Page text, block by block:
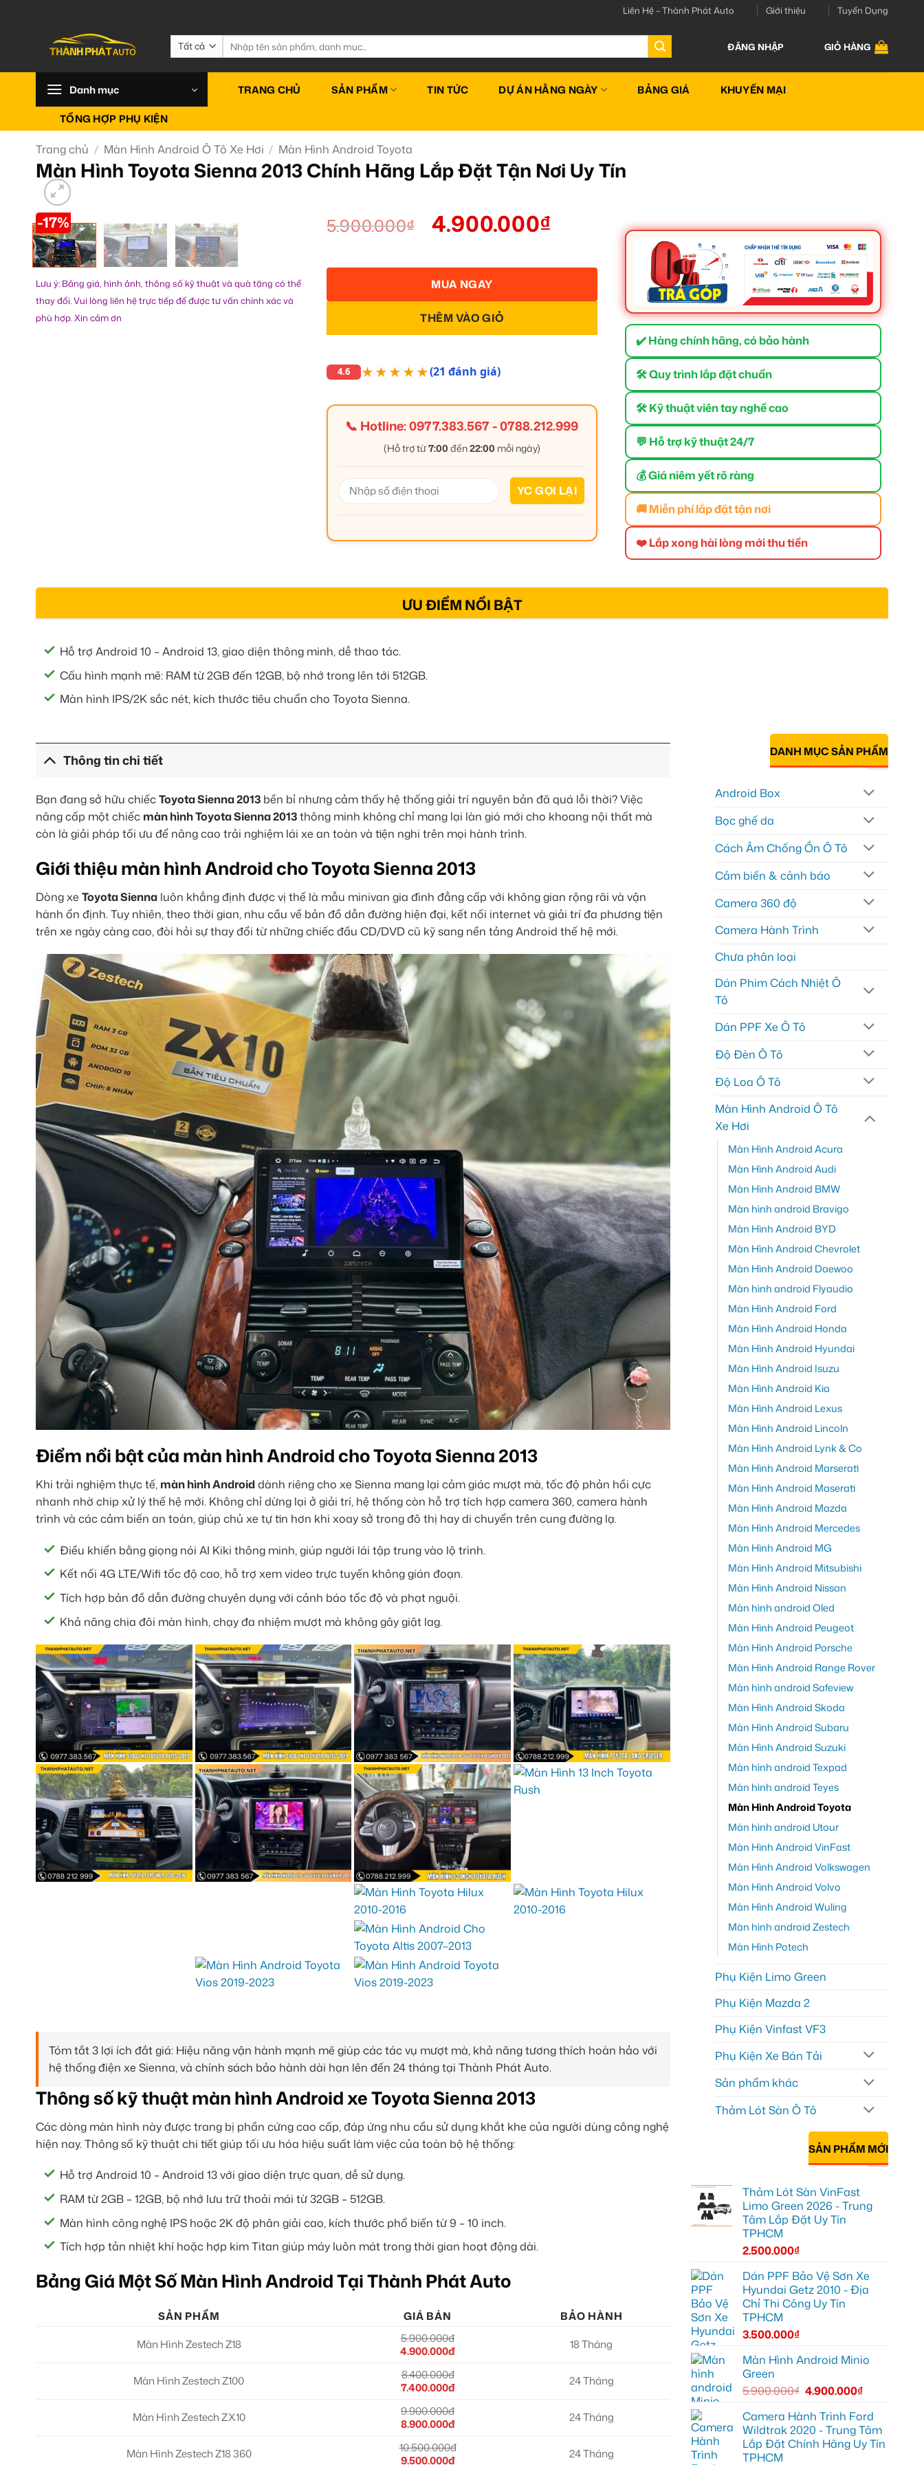
Liên Hệ – Thành Phát Auto Giới thiệu Tuyển Dụng
Tìm
kiếm:
ĐĂNG NHẬP GIỎ HÀNG
Danh mục TRANG CHỦ SẢN PHẨM TIN TỨC DỰ ÁN HẰNG NGÀY BẢNG GIÁ KHUYẾN MẠI
TỔNG HỢP PHỤ KIỆN
Trang chủ / Màn Hình Android Ô Tô Xe Hơi / Màn Hình Android Toyota
Màn Hình Toyota Sienna 2013 Chính Hãng Lắp Đặt Tận Nơi Uy Tín
-17%
Lưu ý: Bảng giá, hình ảnh, thông số kỹ thuật và quà tặng có thể
thay đổi. Vui lòng liên hệ trực tiếp để được tư vấn chính xác và
phù hợp. Xin cảm ơn
5.900.000₫ 4.900.000₫
THÊM VÀO GIỎ
MUA NGAY
4.6 ★★★★★(21 đánh giá)
📞 Hotline:0977.383.567-0788.212.999
(Hỗ trợ từ7:00 đến22:00 mỗi ngày)
✔️ Hàng chính hãng, có bảo hành
🛠 Quy trình lắp đặt chuẩn
🛠 Kỹ thuật viên tay nghề cao
💬 Hỗ trợ kỹ thuật 24/7
💰 Giá niêm yết rõ ràng
🚚 Miễn phí lắp đặt tận nơi
❤️ Lắp xong hài lòng mới thu tiền
ƯU ĐIỂM NỔI BẬT
Hỗ trợ Android 10 – Android 13, giao diện thông minh, dễ thao tác.
Cấu hình mạnh mẽ: RAM từ 2GB đến 12GB, bộ nhớ trong lên tới 512GB.
Màn hình IPS/2K sắc nét, kích thước tiêu chuẩn cho Toyota Sienna.
Thông tin chi tiết
Bạn đang sở hữu chiếcToyota Sienna 2013 bền bỉ nhưng cảm thấy hệ thống giải trí nguyên bản đã quá lỗi thời? Việc
nâng cấp một chiếc màn hình Toyota Sienna 2013thông minh không chỉ mang lại làn gió mới cho khoang nội thất mà
còn là giải pháp tối ưu để nâng cao trải nghiệm lái xe an toàn và tiện nghi trên mọi hành trình.
Giới thiệu màn hình Android cho Toyota Sienna 2013
Dòng xe Toyota Sienna luôn khẳng định được vị thế là mẫu minivan gia đình đẳng cấp với không gian rộng rãi và vận
hành ổn định. Tuy nhiên, theo thời gian, nhu cầu về bản đồ dẫn đường hiện đại, kết nối internet và giải trí đa phương tiện
trên xe ngày càng cao, đòi hỏi sự thay đổi từ những chiếc đầu CD/DVD cũ kỹ sang nền tảng Android thế hệ mới.
Điểm nổi bật của màn hình Android cho Toyota Sienna 2013
Khi trải nghiệm thực tế, màn hình Androiddành riêng cho xe Sienna mang lại cảm giác mượt mà, tốc độ phản hồi cực
nhanh nhờ chip xử lý thế hệ mới. Không chỉ dừng lại ở giải trí, hệ thống còn hỗ trợ tích hợp camera 360, camera hành
trình và các cảm biến an toàn, giúp chủ xe tự tin hơn khi xoay sở trong đô thị hay di chuyển trên cung đường lạ.
Điều khiển bằng giọng nói AI Kiki thông minh, giúp người lái tập trung vào lộ trình.
Kết nối 4G LTE/Wifi tốc độ cao, hỗ trợ xem video trực tuyến không gián đoạn.
Tích hợp bản đồ dẫn đường chuyên dụng với cảnh báo tốc độ và phạt nguội.
Khả năng chia đôi màn hình, chạy đa nhiệm mượt mà không gây giật lag.
Tóm tắt 3 lợi ích đắt giá: Hiệu năng vận hành mạnh mẽ giúp các tác vụ mượt mà, khả năng tương thích hoàn hảo với
hệ thống điện xe Sienna, và chính sách bảo hành dài hạn lên đến 24 tháng tại Thành Phát Auto.
Thông số kỹ thuật màn hình Android xe Toyota Sienna 2013
Các dòng màn hình này được trang bị phần cứng cao cấp, đáp ứng nhu cầu sử dụng khắt khe của người dùng công nghệ
hiện nay. Thông số kỹ thuật chi tiết giúp tối ưu hóa hiệu suất làm việc của toàn bộ hệ thống:
Hỗ trợ Android 10 – Android 13 với giao diện trực quan, dễ sử dụng.
RAM từ 2GB – 12GB, bộ nhớ lưu trữ thoải mái từ 32GB – 512GB.
Màn hình công nghệ IPS hoặc 2K độ phân giải cao, kích thước phổ biến từ 9 – 10 inch.
Tích hợp tản nhiệt khí hoặc hợp kim Titan giúp máy luôn mát trong thời gian hoạt động dài.
Bảng Giá Một Số Màn Hình Android Tại Thành Phát Auto
SẢN PHẨM GIÁ BÁN
BẢO HÀNH
Màn Hình Zestech Z18
5.900.000đ
4.900.000đ
18 Tháng
Màn Hình Zestech Z100
8.400.000đ
7.400.000đ
24 Tháng
Màn Hình Zestech ZX10
9.900.000đ
8.900.000đ
24 Tháng
Màn Hình Zestech Z18 360
10.500.000đ
9.500.000đ
24 Tháng
DANH MỤC SẢN PHẨM
Android Box
Bọc ghế da
Cách Âm Chống Ồn Ô Tô
Cảm biến & cảnh báo
Camera 360 độ
Camera Hành Trình
Chưa phân loại
Dán Phim Cách Nhiệt Ô
Tô
Dán PPF Xe Ô Tô
Độ Đèn Ô Tô
Độ Loa Ô Tô
Màn Hình Android Ô Tô
Xe Hơi
Màn Hình Android Acura
Màn Hình Android Audi
Màn Hình Android BMW
Màn hình android Bravigo
Màn Hình Android BYD
Màn Hình Android Chevrolet
Màn Hình Android Daewoo
Màn hình android Flyaudio
Màn Hình Android Ford
Màn Hình Android Honda
Màn Hình Android Hyundai
Màn Hình Android Isuzu
Màn Hình Android Kia
Màn Hình Android Lexus
Màn Hình Android Lincoln
Màn Hình Android Lynk & Co
Màn Hình Android Marserati
Màn Hình Android Maserati
Màn Hình Android Mazda
Màn Hình Android Mercedes
Màn Hình Android MG
Màn Hình Android Mitsubishi
Màn Hình Android Nissan
Màn hình android Oled
Màn Hình Android Peugeot
Màn Hình Android Porsche
Màn Hình Android Range Rover
Màn hình android Safeview
Màn Hình Android Skoda
Màn Hình Android Subaru
Màn Hình Android Suzuki
Màn hình android Texpad
Màn hình android Teyes
Màn Hình Android Toyota
Màn hình android Utour
Màn Hình Android VinFast
Màn Hình Android Volkswagen
Màn Hình Android Volvo
Màn Hình Android Wuling
Màn hình android Zestech
Màn Hình Potech
Phụ Kiện Limo Green
Phụ Kiện Mazda 2
Phụ Kiện Vinfast VF3
Phụ Kiện Xe Bán Tải
Sản phẩm khác
Thảm Lót Sàn Ô Tô
SẢN PHẨM MỚI
Thảm Lót Sàn VinFast
Limo Green 2026 - Trung
Tâm Lắp Đặt Uy Tín
TPHCM
2.500.000₫
Dán PPF Bảo Vệ Sơn Xe
Hyundai Getz 2010 - Địa
Chỉ Thi Công Uy Tín
TPHCM
3.500.000₫
Màn Hình Android Minio
Green
5.900.000₫ 4.900.000₫
Camera Hành Trình Ford
Wildtrak 2020 - Trung Tâm
Lắp Đặt Chính Hãng Uy Tín
TPHCM